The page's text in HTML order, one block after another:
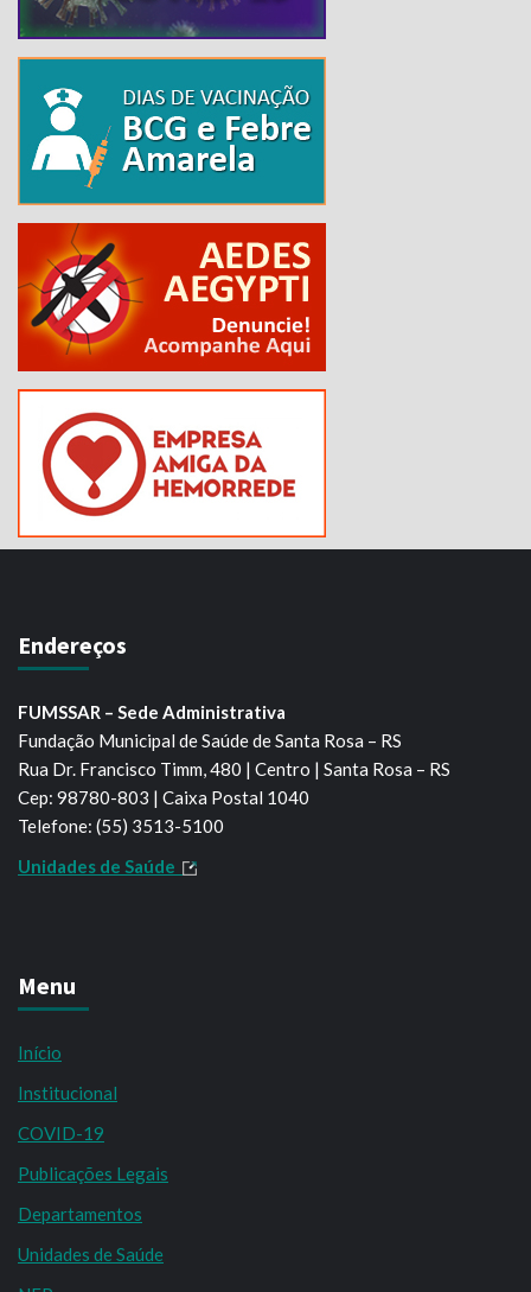
Endereços
FUMSSAR – Sede Administrativa
Fundação Municipal de Saúde de Santa Rosa – RS
Rua Dr. Francisco Timm, 480 | Centro | Santa Rosa – RS
Cep: 98780-803 | Caixa Postal 1040
Telefone: (55) 3513-5100
Unidades de Saúde
Menu
Início
Institucional
COVID-19
Publicações Legais
Departamentos
Unidades de Saúde